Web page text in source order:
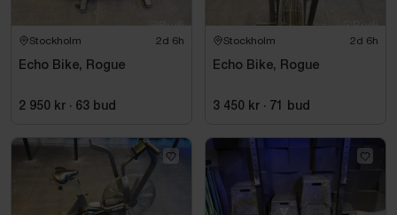
Stockholm 2d 6h
Echo Bike, Rogue
2 950 kr · 63 bud
Stockholm 2d 6h
Echo Bike, Rogue
3 450 kr · 71 bud